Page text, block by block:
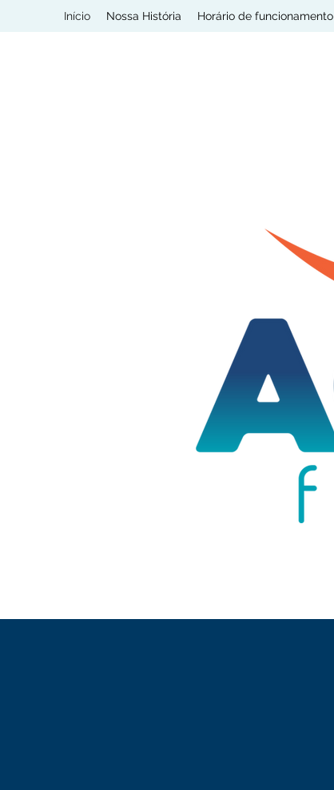
Início Nossa História Horário de funcionamento